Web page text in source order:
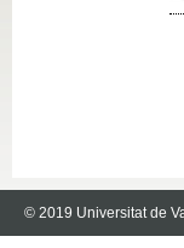
© 2019 Universitat de